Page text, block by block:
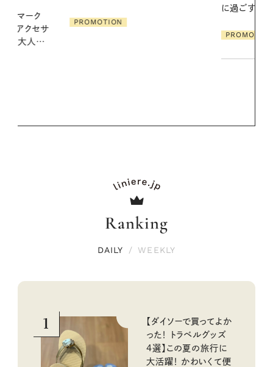
地よくうるお
Ranking
DAILY / WEEKLY
1
【ダイソーで買ってよか
った！ トラベルグッズ
4選】この夏の旅行に
大活躍！ かわいくて便